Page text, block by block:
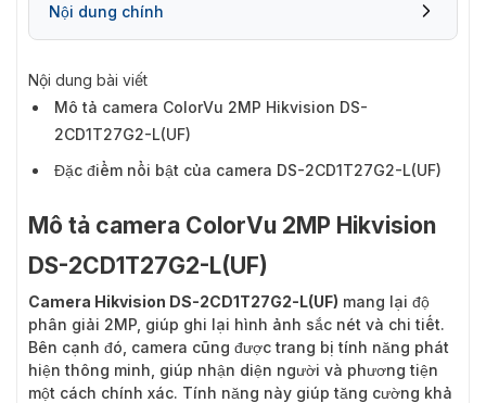
Nội dung chính
Nội dung bài viết
Mô tả camera ColorVu 2MP Hikvision DS-
2CD1T27G2-L(UF)
Đặc điểm nổi bật của camera DS-2CD1T27G2-L(UF)
Mô tả camera ColorVu 2MP Hikvision
DS-2CD1T27G2-L(UF)
Camera Hikvision DS-2CD1T27G2-L(UF) mang lại độ
phân giải 2MP, giúp ghi lại hình ảnh sắc nét và chi tiết.
Bên cạnh đó, camera cũng được trang bị tính năng phát
hiện thông minh, giúp nhận diện người và phương tiện
một cách chính xác. Tính năng này giúp tăng cường khả